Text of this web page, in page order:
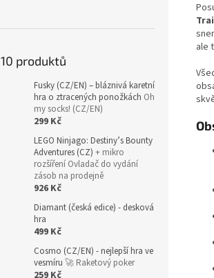
produktů
Fusky (CZ/EN) – bláznivá karetní
hra o ztracených ponožkách Oh
my socks! (CZ/EN)
299 Kč
LEGO Ninjago: Destiny’s Bounty
Adventures (CZ) + mikro
rozšíření Ovladač do vydání
zásob na prodejně
926 Kč
Diamant (česká edice) - desková
hra
499 Kč
Cosmo (CZ/EN) - nejlepší hra ve
vesmíru 🚀 Raketový poker
259 Kč
ale